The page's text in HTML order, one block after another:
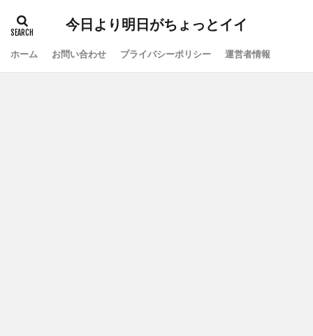
今日より明日がちょっとイイ
ホーム お問い合わせ プライバシーポリシー 運営者情報
検索